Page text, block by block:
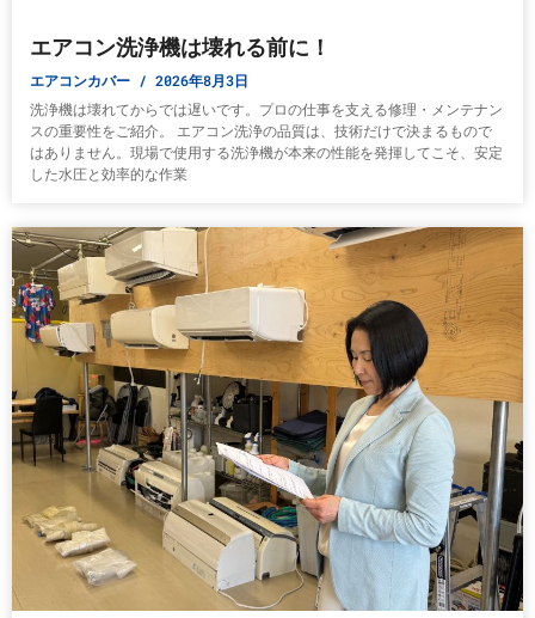
エアコン洗浄機は壊れる前に！
エアコンカバー 2026年8月3日
洗浄機は壊れてからでは遅いです。プロの仕事を支える修理・メンテナン
スの重要性をご紹介。 エアコン洗浄の品質は、技術だけで決まるもので
はありません。現場で使用する洗浄機が本来の性能を発揮してこそ、安定
した水圧と効率的な作業